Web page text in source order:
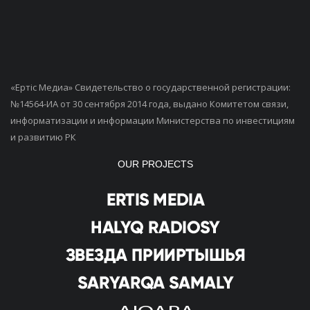
«Ертiс Медиа» Свидетельство о государственной регистрации:
№14564-ИА от 30 сентября 2014 года, выдано Комитетом связи,
информатизации и информации Министерства по инвестициям
и развитию РК
OUR PROJECTS